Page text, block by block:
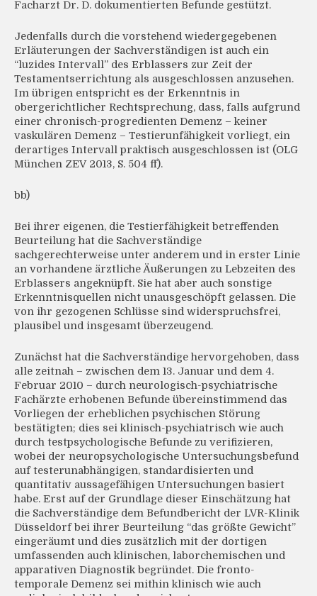
Facharzt Dr. D. dokumentierten Befunde gestützt.
Jedenfalls durch die vorstehend wiedergegebenen
Erläuterungen der Sachverständigen ist auch ein
“luzides Intervall” des Erblassers zur Zeit der
Testamentserrichtung als ausgeschlossen anzusehen.
Im übrigen entspricht es der Erkenntnis in
obergerichtlicher Rechtsprechung, dass, falls aufgrund
einer chronisch-progredienten Demenz – keiner
vaskulären Demenz – Testierunfähigkeit vorliegt, ein
derartiges Intervall praktisch ausgeschlossen ist (OLG
München ZEV 2013, S. 504 ff).
bb)
Bei ihrer eigenen, die Testierfähigkeit betreffenden
Beurteilung hat die Sachverständige
sachgerechterweise unter anderem und in erster Linie
an vorhandene ärztliche Äußerungen zu Lebzeiten des
Erblassers angeknüpft. Sie hat aber auch sonstige
Erkenntnisquellen nicht unausgeschöpft gelassen. Die
von ihr gezogenen Schlüsse sind widerspruchsfrei,
plausibel und insgesamt überzeugend.
Zunächst hat die Sachverständige hervorgehoben, dass
alle zeitnah – zwischen dem 13. Januar und dem 4.
Februar 2010 – durch neurologisch-psychiatrische
Fachärzte erhobenen Befunde übereinstimmend das
Vorliegen der erheblichen psychischen Störung
bestätigten; dies sei klinisch-psychiatrisch wie auch
durch testpsychologische Befunde zu verifizieren,
wobei der neuropsychologische Untersuchungsbefund
auf testerunabhängigen, standardisierten und
quantitativ aussagefähigen Untersuchungen basiert
habe. Erst auf der Grundlage dieser Einschätzung hat
die Sachverständige dem Befundbericht der LVR-Klinik
Düsseldorf bei ihrer Beurteilung “das größte Gewicht”
eingeräumt und dies zusätzlich mit der dortigen
umfassenden auch klinischen, laborchemischen und
apparativen Diagnostik begründet. Die fronto-
temporale Demenz sei mithin klinisch wie auch